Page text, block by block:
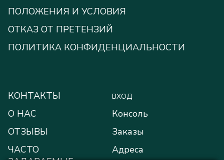
ПОЛОЖЕНИЯ И УСЛОВИЯ
ОТКАЗ ОТ ПРЕТЕНЗИЙ
ПОЛИТИКА КОНФИДЕНЦИАЛЬНОСТИ
КОНТАКТЫ
О НАС
ОТЗЫВЫ
ЧАСТО
ВХОД
Консоль
Заказы
Адреса